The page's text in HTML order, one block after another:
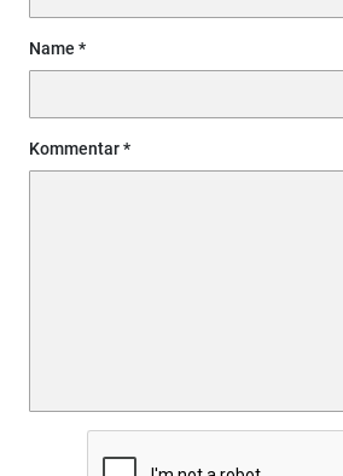
Name
Kommentar